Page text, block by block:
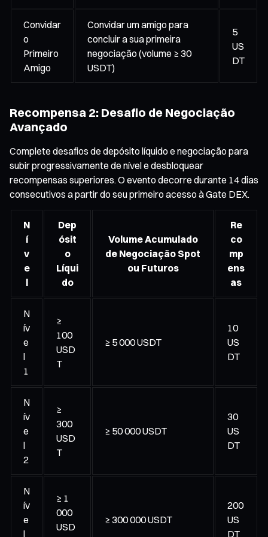
Convidar
o
Primeiro
Amigo
Convidar um amigo para
concluir a sua primeira
negociação (volume ≥ 30
USDT)
5
US
DT
Recompensa 2: Desafio de Negociação
Avançado
Complete desafios de depósito líquido e negociação para
subir progressivamente de nível e desbloquear
recompensas superiores. O evento decorre durante 14 dias
consecutivos a partir do seu primeiro acesso à Gate DEX.
N
í
v
e
l
Dep
ósit
o
Líqui
do
Volume Acumulado
de Negociação Spot
ou Futuros
Re
co
mp
ens
as
N
ív
e
l
1
≥
100
USD
T
≥ 5 000 USDT
10
US
DT
N
ív
e
l
2
≥
300
USD
T
≥ 50 000 USDT
30
US
DT
N
ív
e
l
≥ 1
000
USD
≥ 300 000 USDT
200
US
DT